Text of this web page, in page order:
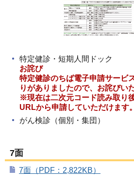
特定健診・短期人間ドック
お詫び
特定健診のちば電子申請サービ
りがありましたので、お詫びい
※現在は二次元コード読み取り
URLから申請していただけます。
がん検診（個別・集団）
7面
7面（PDF：2,822KB）